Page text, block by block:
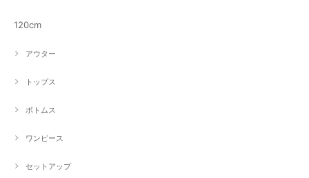
120cm
アウター
トップス
ボトムス
ワンピース
セットアップ